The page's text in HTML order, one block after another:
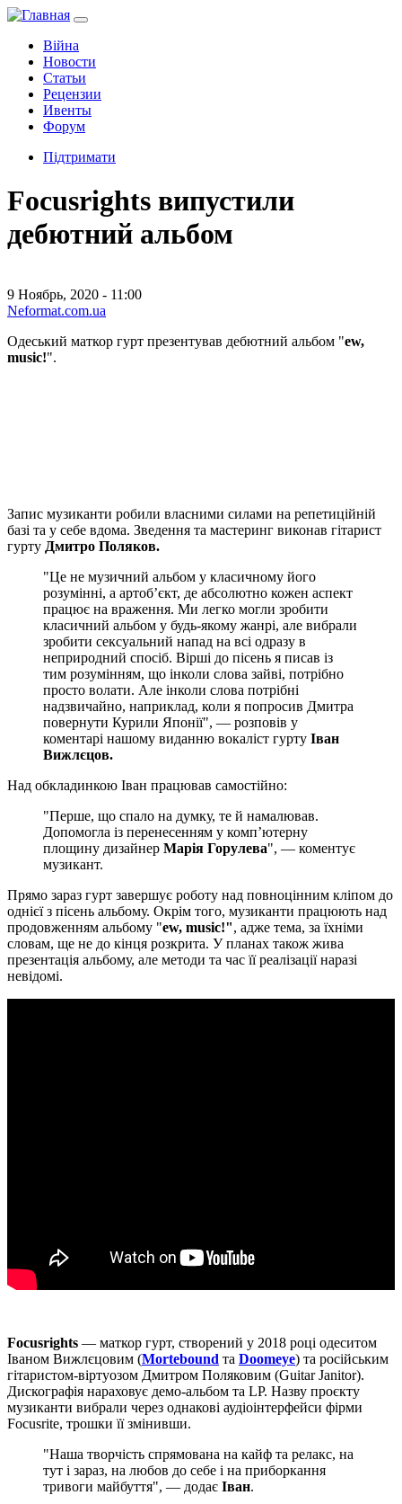
Війна
Новости
Статьи
Рецензии
Ивенты
Форум
Підтримати
Focusrights випустили
дебютний альбом
9 Ноябрь, 2020 - 11:00
Neformat.com.ua
Одеський маткор гурт презентував дебютний альбом "ew,
music!".
Запис музиканти робили власними силами на репетиційній
базі та у себе вдома. Зведення та мастеринг виконав гітарист
гурту Дмитро Поляков.
"Це не музичний альбом у класичному його
розумінні, а артоб’єкт, де абсолютно кожен аспект
працює на враження. Ми легко могли зробити
класичний альбом у будь-якому жанрі, але вибрали
зробити сексуальний напад на всі одразу в
неприродний спосіб. Вірші до пісень я писав із
тим розумінням, що інколи слова зайві, потрібно
просто волати. Але інколи слова потрібні
надзвичайно, наприклад, коли я попросив Дмитра
повернути Курили Японії", — розповів у
коментарі нашому виданню вокаліст гурту Іван
Вижлєцов.
Над обкладинкою Іван працював самостійно:
"Перше, що спало на думку, те й намалював.
Допомогла із перенесенням у комп’ютерну
площину дизайнер Марія Горулева", — коментує
музикант.
Прямо зараз гурт завершує роботу над повноцінним кліпом до
однієї з пісень альбому. Окрім того, музиканти працюють над
продовженням альбому "ew, music!", адже тема, за їхніми
словам, ще не до кінця розкрита. У планах також жива
презентація альбому, але методи та час її реалізації наразі
невідомі.
Focusrights — маткор гурт, створений у 2018 році одеситом
Іваном Вижлєцовим (Mortebound та Doomeye) та російським
гітаристом-віртуозом Дмитром Поляковим (Guitar Janitor).
Дискографія нараховує демо-альбом та LP. Назву проєкту
музиканти вибрали через однакові аудіоінтерфейси фірми
Focusrite, трошки її змінивши.
"Наша творчість спрямована на кайф та релакс, на
тут і зараз, на любов до себе і на приборкання
тривоги майбуття", — додає Іван.